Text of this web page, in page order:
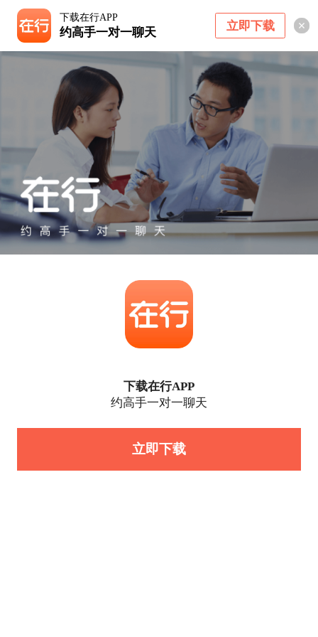
下载在行APP
约高手一对一聊天 立即下载
下载在行APP
约高手一对一聊天
立即下载